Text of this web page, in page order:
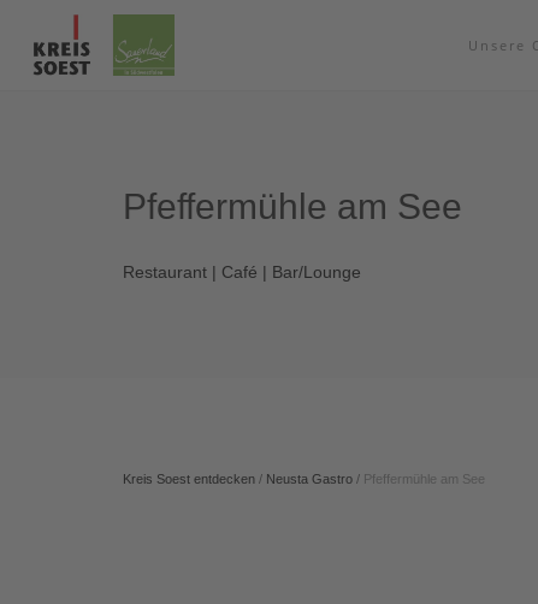
Unsere
Pfeffermühle am See
Restaurant | Café | Bar/Lounge
Kreis Soest entdecken / Neusta Gastro / Pfeffermühle am See